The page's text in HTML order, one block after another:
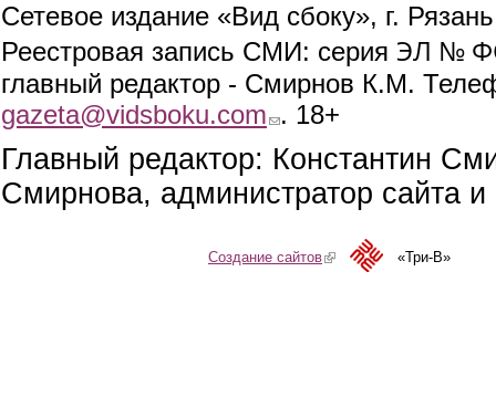
Сетевое издание «Вид сбоку», г.
Реестровая запись СМИ: серия ЭЛ №
главный редактор - Смирнов К.М.
gazeta@vidsboku.com (link sends e-mail)
. 18+
Главный редактор: Константин
Смирнова, администратор сайта
Создание сайтов(link is external)«Три-В»